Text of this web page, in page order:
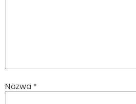
Nazwa *